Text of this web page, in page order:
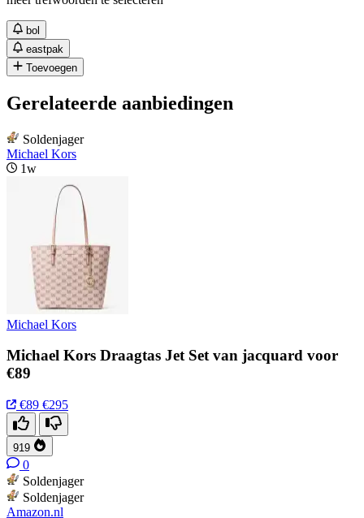
bol
eastpak
Toevoegen
Gerelateerde aanbiedingen
Soldenjager
Michael Kors
1w
Michael Kors
Michael Kors Draagtas Jet Set van jacquard voor
€89
€89 €295
919
0
Soldenjager
Soldenjager
Amazon.nl